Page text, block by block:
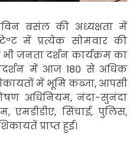
बसंल की अध्यक्षता में
में प्रत्येक सोमवार की
भी जनता दर्शन कार्यक्रम का
में आज 180 से अधिक
में भूमि कब्जा, आपसी
अधिनियम, नंदा-सुनंदा
सिंचाई, पुलिस,
प्राप्त हुई।